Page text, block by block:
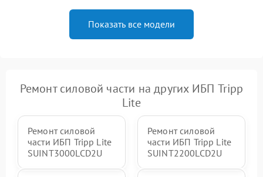
Повреждение системы
защиты от перегрева
перенапряжения
Показать все модели
Ремонт силовой части на других ИБП Tripp
Lite
Ремонт силовой
части ИБП Tripp Lite
SUINT3000LCD2U
Ремонт силовой
части ИБП Tripp Lite
SUINT2200LCD2U